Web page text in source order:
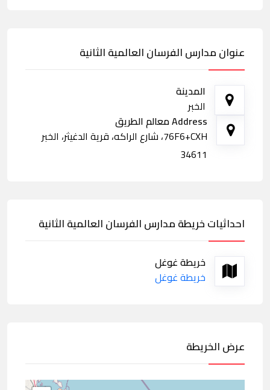
عنوان مدارس الفرسان العالمية الثانية
المدينة
الخبر
Address معالم الطريق
76F6+CXH، شارع الراكه، قرية الدغيثر، الخبر
34611
احداثيات خريطة مدارس الفرسان العالمية الثانية
خريطة غوغل
خريطة غوغل
عرض الخريطة